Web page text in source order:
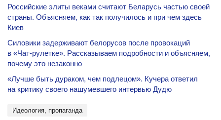
Российские элиты веками считают Беларусь частью своей
страны. Объясняем, как так получилось и при чем здесь
Киев
Силовики задерживают белорусов после провокаций
в «Чат-рулетке». Рассказываем подробности и объясняем,
почему это незаконно
«Лучше быть дураком, чем подлецом». Кучера ответил
на критику своего нашумевшего интервью Дудю
идеология, пропаганда